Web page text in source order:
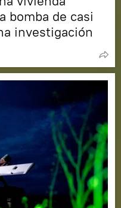
bomba de casi
investigación